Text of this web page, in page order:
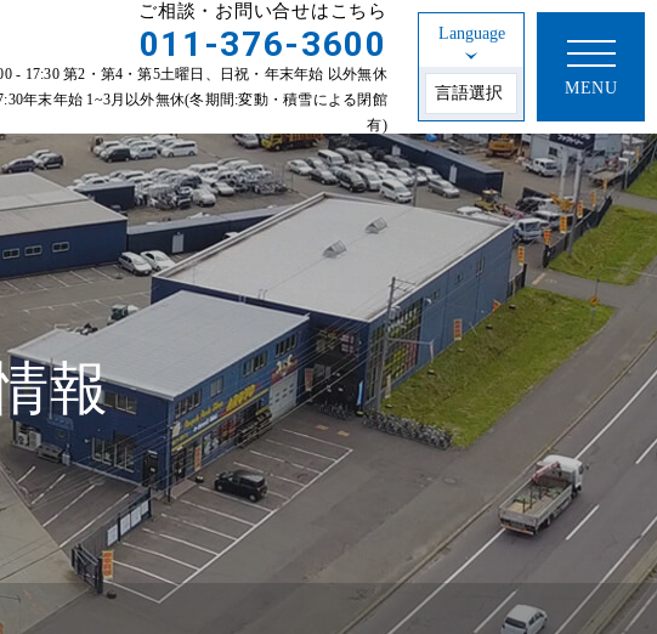
ご相談・お問い合せはこちら
011-376-3600
- 17:30 第2・第4・第5土曜日、日祝・年末年始 以外無休
年末年始 1~3月以外無休(冬期間:変動・積雪による閉館
有)
Language
MENU
報